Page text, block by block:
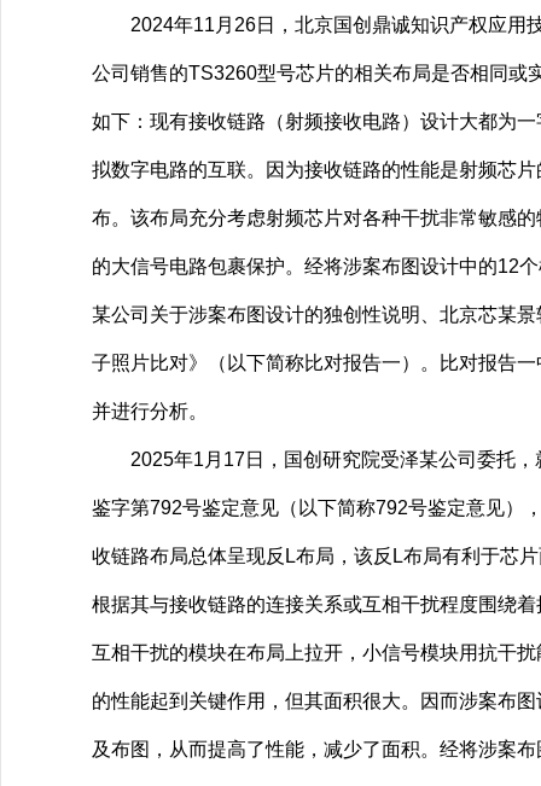
2024年11月26日，北京国创鼎诚知识产权应用技
公司销售的TS3260型号芯片的相关布局是否相同或
如下：现有接收链路（射频接收电路）设计大都为
拟数字电路的互联。因为接收链路的性能是射频芯
布。该布局充分考虑射频芯片对各种干扰非常敏感
的大信号电路包裹保护。经将涉案布图设计中的12
某公司关于涉案布图设计的独创性说明、北京芯某
子照片比对》（以下简称比对报告一）。比对报告
并进行分析。
2025年1月17日，国创研究院受泽某公司委托，
鉴字第792号鉴定意见（以下简称792号鉴定意见）
收链路布局总体呈现反L布局，该反L布局有利于芯
根据其与接收链路的连接关系或互相干扰程度围绕
互相干扰的模块在布局上拉开，小信号模块用抗干
的性能起到关键作用，但其面积很大。因而涉案布
及布图，从而提高了性能，减少了面积。经将涉案